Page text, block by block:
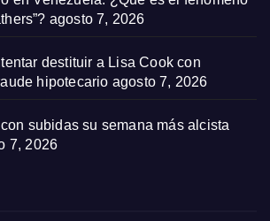
agosto 7, 2026
destituir a Lisa Cook con
hipotecario agosto 7, 2026
subidas su semana más alcista
7, 2026